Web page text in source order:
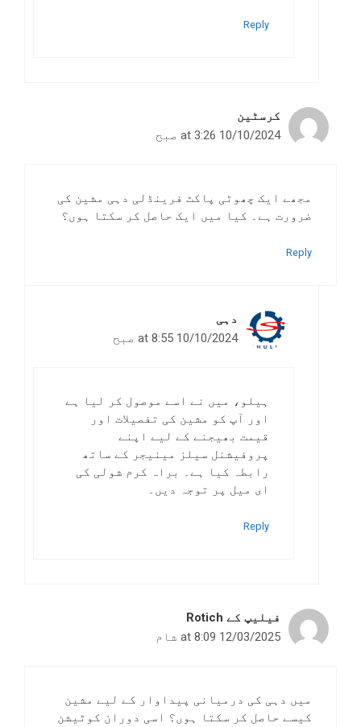
Reply
کرسٹین
10/10/2024 at 3:26 صبح
مجھے ایک چھوٹی پاکٹ فرینڈلی دہی مشین کی
ضرورت ہے۔ کیا میں ایک حاصل کر سکتا ہوں؟
Reply
دہی
10/10/2024 at 8:55 صبح
ہیلو، میں نے اسے موصول کر لیا ہے
اور آپ کو مشین کی تفصیلات اور
قیمت بھیجنے کے لیے اپنے
پروفیشنل سیلز مینیجر کے ساتھ
رابطہ کیا ہے۔ براہ کرم شولی کی
ای میل پر توجہ دیں۔
Reply
فیلیپ کے Rotich
12/03/2025 at 8:09 شام
میں دہی کی درمیانی پیداوار کے لیے مشین
کیسے حاصل کر سکتا ہوں؟ اسی دوران کوٹیشن